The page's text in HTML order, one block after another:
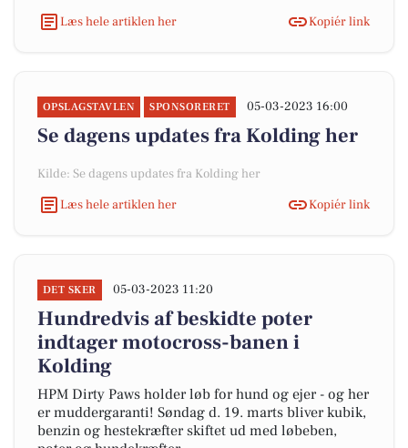
Læs hele artiklen her
Kopiér link
OPSLAGSTAVLEN SPONSORERET 05-03-2023 16:00
Se dagens updates fra Kolding her
Kilde: Se dagens updates fra Kolding her
Læs hele artiklen her
Kopiér link
DET SKER 05-03-2023 11:20
Hundredvis af beskidte poter
indtager motocross-banen i
Kolding
HPM Dirty Paws holder løb for hund og ejer - og her
er muddergaranti! Søndag d. 19. marts bliver kubik,
benzin og hestekræfter skiftet ud med løbeben,